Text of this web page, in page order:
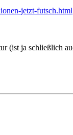
jetzt-futsch.html
(ist ja schließlich